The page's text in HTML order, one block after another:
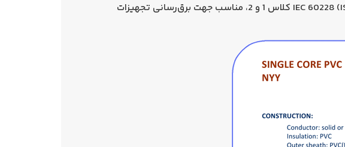
کابل‌های قدرت فشار ضعیف NYY سیمکو با هادی از جنس مس مطابق با استاندارد IEC 60228 (ISIRI 3084) کلاس 1 و 2، مناسب جهت برق‌رسانی تجهیزات